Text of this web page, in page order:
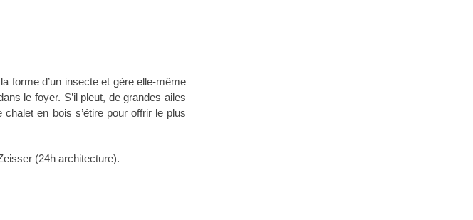
forme d’un insecte et gère elle-même
le foyer. S’il pleut, de grandes ailes
en bois s’étire pour offrir le plus
(24h architecture).